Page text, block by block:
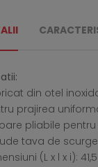
din otel
prajirea
pliabile
tava de
(L x l x i):